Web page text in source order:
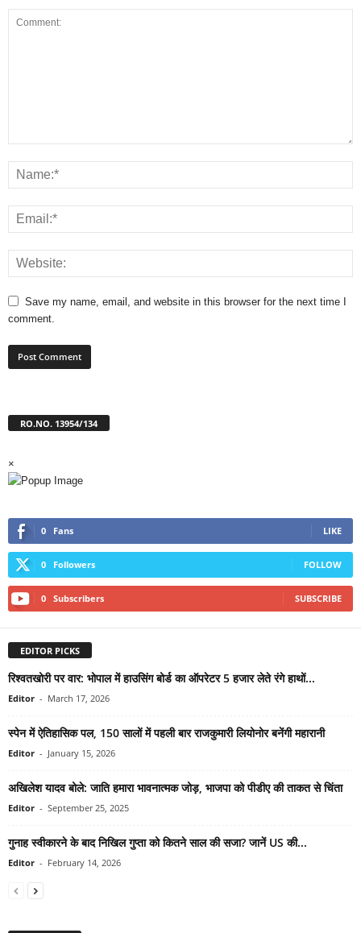
Save my name, email, and website in this browser for the next time I
comment.
RO.NO. 13954/134
×
0 Fans LIKE
0 Followers FOLLOW
0 Subscribers SUBSCRIBE
EDITOR PICKS
रिश्वतखोरी पर वार: भोपाल में हाउसिंग बोर्ड का ऑपरेटर 5 हजार लेते रंगे हाथों...
Editor - March 17, 2026
स्पेन में ऐतिहासिक पल, 150 सालों में पहली बार राजकुमारी लियोनोर बनेंगी महारानी
Editor - January 15, 2026
अखिलेश यादव बोले: जाति हमारा भावनात्मक जोड़, भाजपा को पीडीए की ताकत से चिंता
Editor - September 25, 2025
गुनाह स्वीकारने के बाद निखिल गुप्ता को कितने साल की सजा? जानें US की...
Editor - February 14, 2026